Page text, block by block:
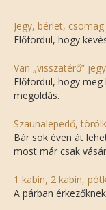
Jegy, bérlet,
Előfordul, hogy
Van „visszatérő”
Előfordul, hogy
megoldás.
Szaunalepedő,
Bár sok éven át
most már csak
1 kabin, 2 kabin,
A párban